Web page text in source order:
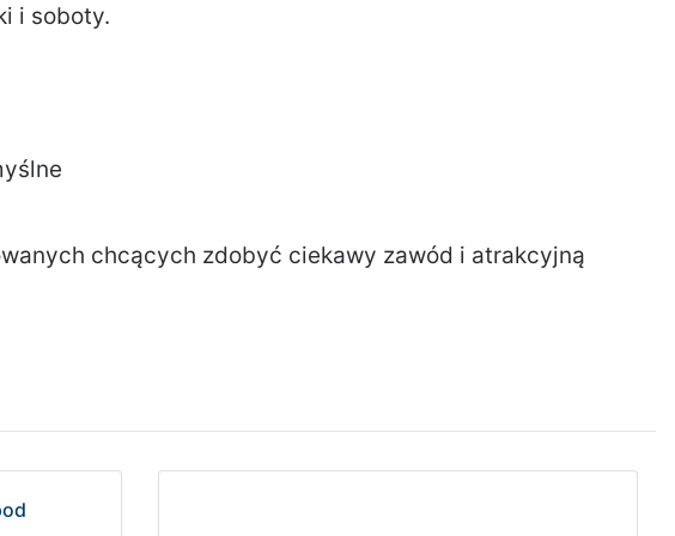
i soboty.
chcących zdobyć ciekawy zawód i atrakcyjną